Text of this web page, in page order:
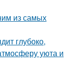
из самых
глубоко,
уюта и